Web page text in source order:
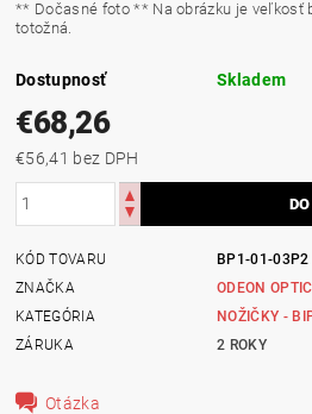
** Dočasné foto ** Na obrázku je veľkosť
totožná.
Dostupnosť Skladem
€68,26
€56,41 bez DPH
KÓD TOVARU
BP1-01-03P2
ZNAČKA
ODEON
KATEGÓRIA
NOŽIČKY -
ZÁRUKA
2 ROKY
Otázka